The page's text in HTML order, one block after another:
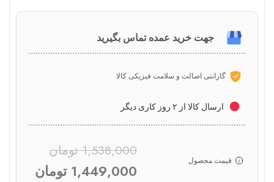
جهت خرید عمده تماس بگیرید
گارانتی اصالت و سلامت فیزیکی کالا
ارسال کالا از ۲ روز کاری دیگر
قیمت محصول
1,538,000 تومان
1,449,000 تومان